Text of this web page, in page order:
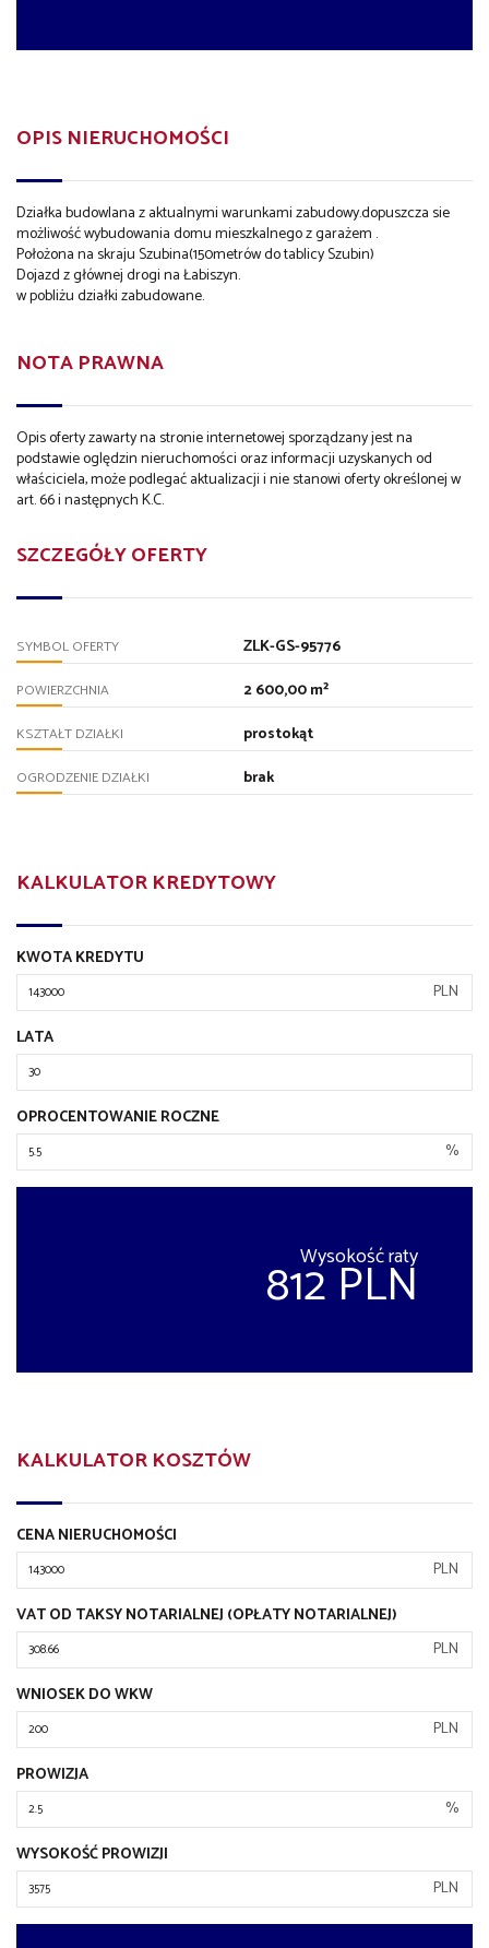
OPIS NIERUCHOMOŚCI
Działka budowlana z aktualnymi warunkami zabudowy.dopuszcza sie
możliwość wybudowania domu mieszkalnego z garażem .
Położona na skraju Szubina(150metrów do tablicy Szubin)
Dojazd z głównej drogi na Łabiszyn.
w pobliżu działki zabudowane.
NOTA PRAWNA
Opis oferty zawarty na stronie internetowej sporządzany jest na
podstawie oględzin nieruchomości oraz informacji uzyskanych od
właściciela, może podlegać aktualizacji i nie stanowi oferty określonej w
art. 66 i następnych K.C.
SZCZEGÓŁY OFERTY
SYMBOL OFERTY ZLK-GS-95776
POWIERZCHNIA 2 600,00 m²
KSZTAŁT DZIAŁKI prostokąt
OGRODZENIE DZIAŁKI brak
KALKULATOR KREDYTOWY
KWOTA KREDYTU
PLN
LATA
OPROCENTOWANIE ROCZNE
%
Wysokość raty
812 PLN
KALKULATOR KOSZTÓW
CENA NIERUCHOMOŚCI
PLN
VAT OD TAKSY NOTARIALNEJ (OPŁATY NOTARIALNEJ)
PLN
WNIOSEK DO WKW
PLN
PROWIZJA
%
WYSOKOŚĆ PROWIZJI
PLN